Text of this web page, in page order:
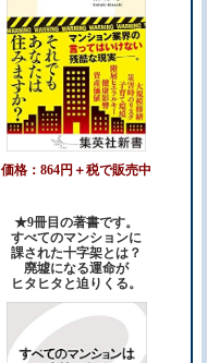
価格：864円＋税で販売中
★9冊目の著書です。
すべてのマンションに
課された十字架とは？
廃墟になる運命が
ヒタヒタと迫りくる。